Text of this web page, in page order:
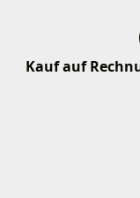
Kauf auf